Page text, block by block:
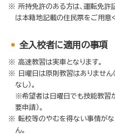
所持免許のある方は、運転免
は本籍地記載の住民票をご用意
全入校者に適用の事項
高速教習は実車となります。
日曜日は原則教習はありませ
なし）。
※希望者は日曜日でも技能教習
要申請）。
転校等のやむを得ない事情が
ん。